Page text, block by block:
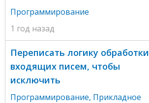
Программирование
1 год назад
Переписать логику обработки
входящих писем, чтобы
исключить
Программирование, Прикладное